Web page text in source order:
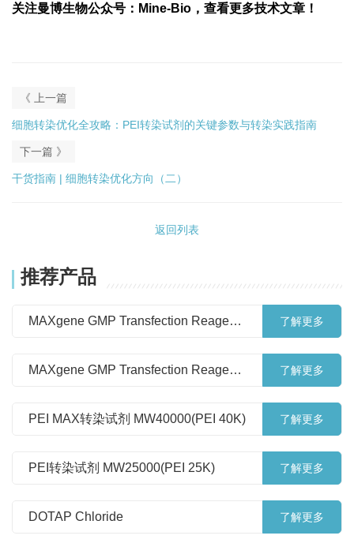
关注曼博生物公众号：Mine-Bio，查看更多技术文章！
《 上一篇
细胞转染优化全攻略：PEI转染试剂的关键参数与转染实践指南
返回列表
下一篇 》
干货指南 | 细胞转染优化方向（二）
推荐产品
MAXgene GMP Transfection Reagent, 了解更多
MAXgene GMP Transfection Reagent, 了解更多
PEI MAX转染试剂 MW40000(PEI 40K) 了解更多
PEI转染试剂 MW25000(PEI 25K) 了解更多
DOTAP Chloride 了解更多